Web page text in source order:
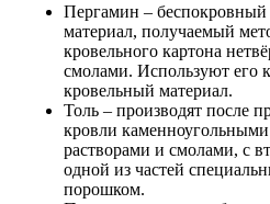
Пергамин – беспокровный
материал, получаемый
кровельного картона
смолами. Используют его
кровельный материал.
Толь – производят после
кровли
растворами и смолами, с
одной из частей
порошком.